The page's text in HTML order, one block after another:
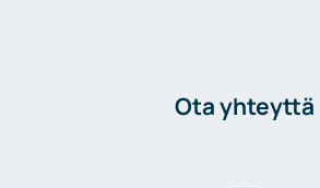
Ota yhteyttä